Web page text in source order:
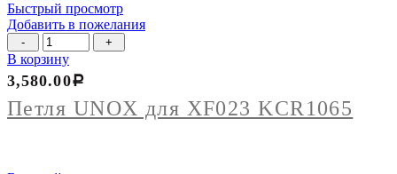
Быстрый просмотр
Добавить в пожелания
Количество
товара
Петля
UNOX
для
XF023
В корзину
Петля UNOX для XF023 KCR1065
3,580.00Р